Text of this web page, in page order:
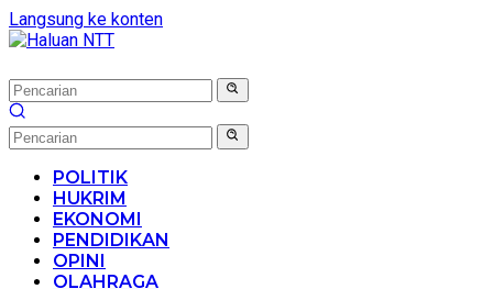
Langsung ke konten
POLITIK
HUKRIM
EKONOMI
PENDIDIKAN
OPINI
OLAHRAGA